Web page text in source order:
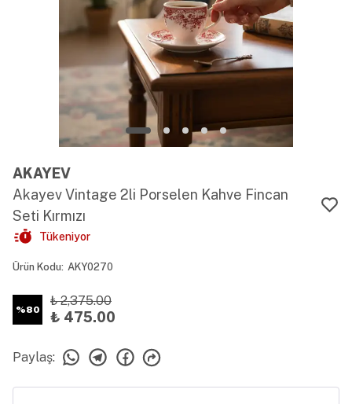
AKAYEV
Akayev Vintage 2li Porselen Kahve Fincan
Seti Kırmızı
Tükeniyor
Ürün Kodu: AKY0270
%80
₺ 2,375.00
₺ 475.00
Paylaş: